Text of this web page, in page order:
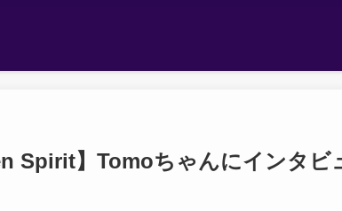
Spirit】Tomoちゃんにインタビ